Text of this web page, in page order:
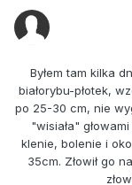
Byłem tam kilka
białorybu-płotek,
po 25-30 cm, nie
"wisiała"
klenie, bolenie i
35cm. Złowił go